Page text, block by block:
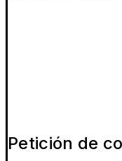
Petición de